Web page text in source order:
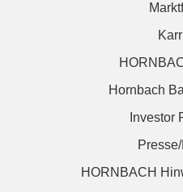
Hornbach
Investor
HORNBACH